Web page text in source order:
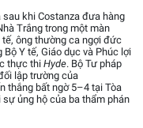
sau khi Costanza đưa hàng
Trắng trong một màn
ông thường ca ngợi đức
Y tế, Giáo dục và Phúc lợi
thực thi Hyde. Bộ Tư pháp
lập trường của
thắng bất ngờ 5–4 tại Tòa
sự ủng hộ của ba thẩm phán